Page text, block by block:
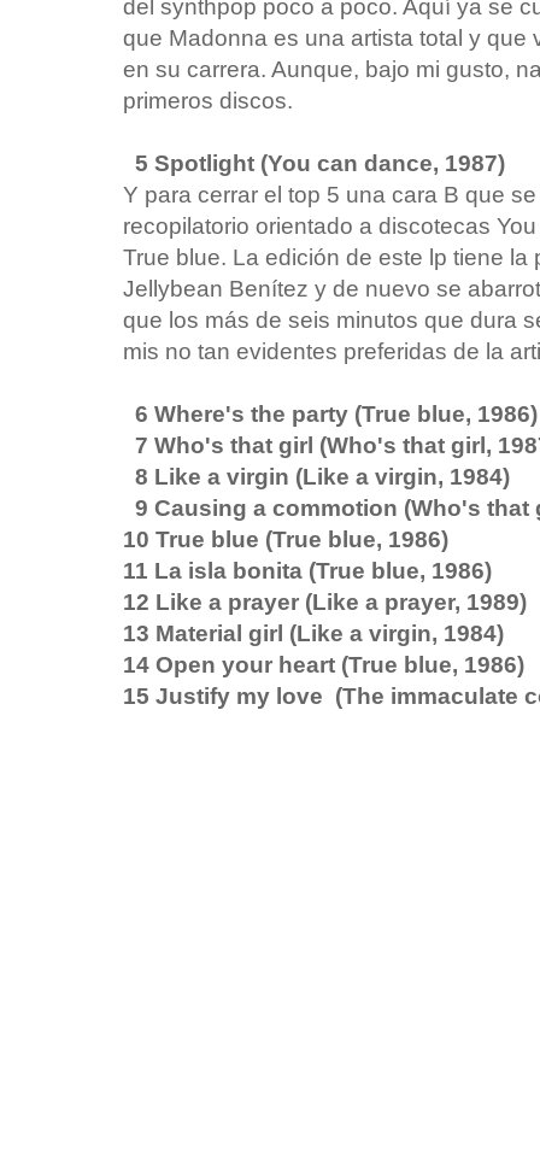
del synthpop poco a poco. Aquí ya se
que Madonna es una artista total y que
en su carrera. Aunque, bajo mi gusto,
primeros discos.
5 Spotlight (You can dance, 1987)
Y para cerrar el top 5 una cara B que
recopilatorio orientado a discotecas
True blue. La edición de este lp tiene
Jellybean Benítez y de nuevo se
que los más de seis minutos que dura
mis no tan evidentes preferidas de la
6 Where's the party (True blue, 1986)
7 Who's that girl (Who's that girl,
8 Like a virgin (Like a virgin, 1984)
9 Causing a commotion (Who's that
10 True blue (True blue, 1986)
11 La isla bonita (True blue, 1986)
12 Like a prayer (Like a prayer, 1989)
13 Material girl (Like a virgin, 1984)
14 Open your heart (True blue, 1986)
15 Justify my love (The immaculate